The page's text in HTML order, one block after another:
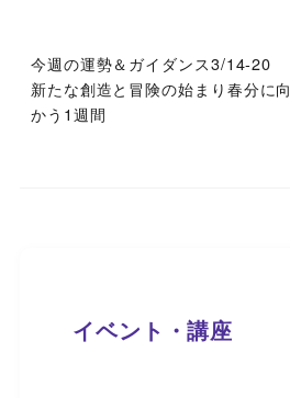
今週の運勢＆ガイダンス3/14-20
新たな創造と冒険の始まり春分に向
かう1週間
イベント・講座